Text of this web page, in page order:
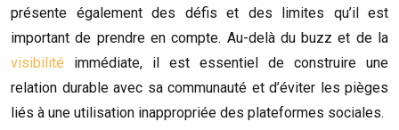
présente également des défis et des limites qu’il est
important de prendre en compte. Au-delà du buzz et de la
visibilité immédiate, il est essentiel de construire une
relation durable avec sa communauté et d’éviter les pièges
liés à une utilisation inappropriée des plateformes sociales.